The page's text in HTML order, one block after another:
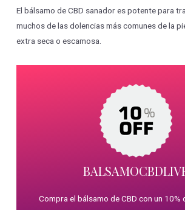
El bálsamo de CBD sanador es potente para
muchos de las dolencias más comunes de la
extra seca o escamosa.
Compra el bálsamo de CBD con un 10%